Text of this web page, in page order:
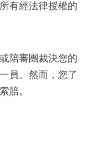
有經法律授權的
陪審團裁決您的
員。然而，您了
賠。